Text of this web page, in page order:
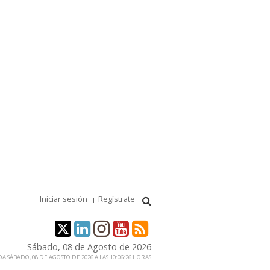
Iniciar sesión Regístrate
Sábado, 08 de Agosto de 2026
SÁBADO, 08 DE AGOSTO DE 2026 A LAS 10:06:26 HORAS